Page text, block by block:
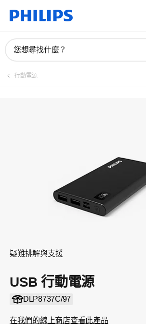
您想尋找什麼？
行動電源
疑難排解與支援
USB 行動電源
DLP8737C/97
在我們的線上商店查看此產品
註冊產品